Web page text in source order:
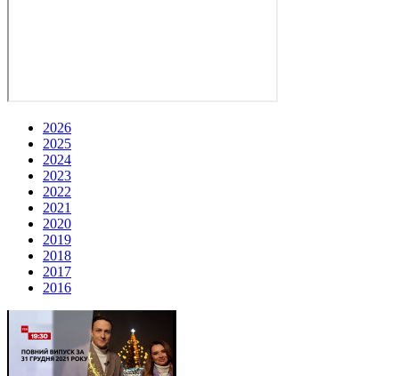
2026
2025
2024
2023
2022
2021
2020
2019
2018
2017
2016